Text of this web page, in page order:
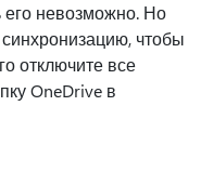
его невозможно. Но
чтобы
отключите все
OneDrive в